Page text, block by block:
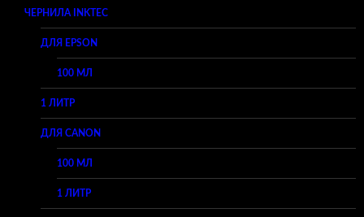
ЧЕРНИЛА INKTEC
ДЛЯ EPSON
100 МЛ
1 ЛИТР
ДЛЯ CANON
100 МЛ
1 ЛИТР